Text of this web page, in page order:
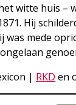
witte huis –
Hij
was mede
| RKD en